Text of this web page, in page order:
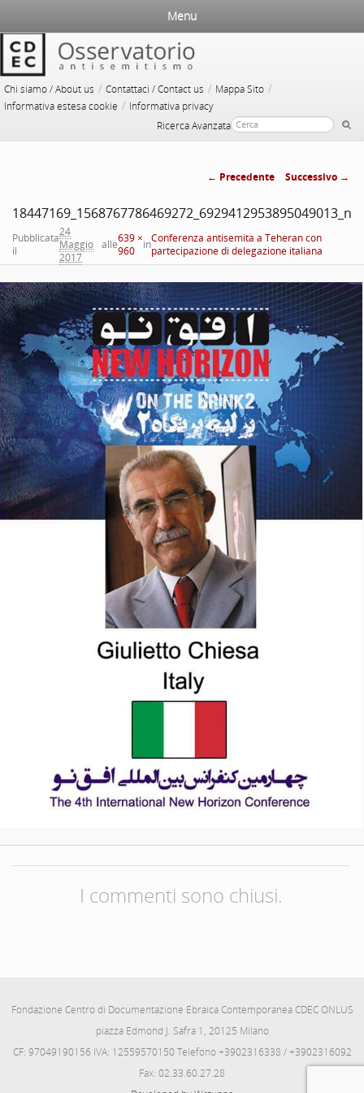
Chi siamo / About us / Contattaci / Contact us / Mappa Sito /
Informativa estesa cookie / Informativa privacy
Ricerca Avanzata
Menu
immagini
← Precedente Successivo →
18447169_1568767786469272_6929412953895049013_n
Pubblicata
il
24
Maggio
2017
alle639 ×
960
inConferenza antisemita a Teheran con
partecipazione di delegazione italiana
I commenti sono chiusi.
Fondazione Centro di Documentazione Ebraica Contemporanea CDEC ONLUS
piazza Edmond J. Safra 1, 20125 Milano
CF: 97049190156 IVA: 12559570150 Telefono +3902316338 / +3902316092
Fax: 02.33.60.27.28